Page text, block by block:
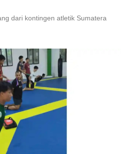
dari kontingen atletik Sumatera